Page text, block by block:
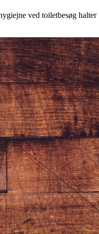
ved toiletbesøg halter